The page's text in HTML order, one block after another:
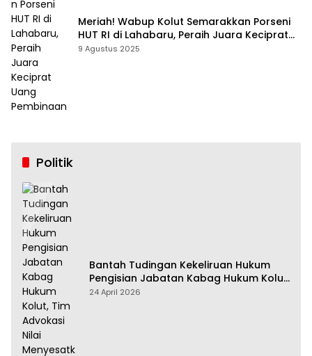
Meriah! Wabup Kolut Semarakkan Porseni
HUT RI di Lahabaru, Peraih Juara Keciprat
Uang Pembinaan
9 Agustus 2025
Politik
Bantah Tudingan Kekeliruan Hukum
Pengisian Jabatan Kabag Hukum Kolut,
Tim Advokasi Nilai Menyesatkan
24 April 2026